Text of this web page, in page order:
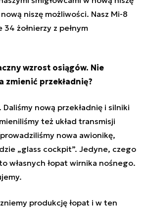
niszę możliwości. Nasz Mi-8
żołnierzy z pełnym
wzrost osiągów. Nie
zmienić przekładnię?
nową przekładnię i silniki
też układ transmisji
nowa awionikę,
„glass cockpit”. Jedyne, czego
własnych łopat wirnika nośnego.
produkcję łopat i w ten